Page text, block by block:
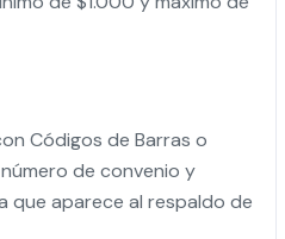
Códigos de Barras o
de convenio y
que aparece al respaldo de